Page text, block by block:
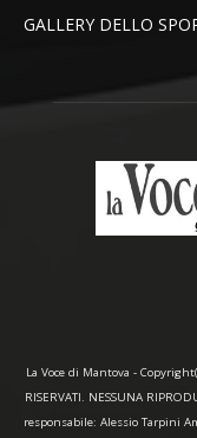
GALLERY DELLO
La Voce di Mantova -
RISERVATI. NESSUNA
responsabile: Alessio Tarpini